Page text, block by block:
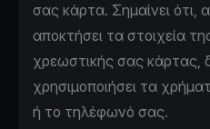
σας κάρτα. Σημαίνει ότι,
αποκτήσει τα στοιχεία
χρεωστικής σας κάρτας,
χρησιμοποιήσει τα
ή το τηλέφωνό σας.